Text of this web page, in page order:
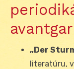
„Der
literatúru,